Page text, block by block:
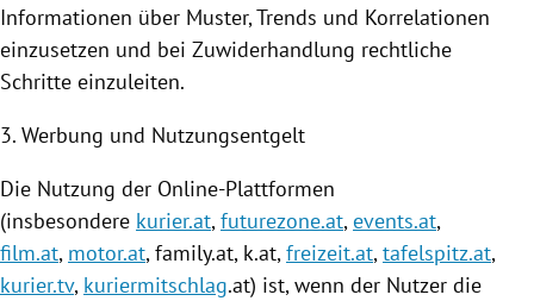
Informationen über Muster, Trends und Korrelationen
einzusetzen und bei Zuwiderhandlung rechtliche
Schritte einzuleiten.
3. Werbung und Nutzungsentgelt
Die Nutzung der Online-Plattformen
(insbesondere kurier.at, futurezone.at, events.at,
film.at, motor.at, family.at, k.at, freizeit.at, tafelspitz.at,
kurier.tv, kuriermitschlag.at) ist, wenn der Nutzer die